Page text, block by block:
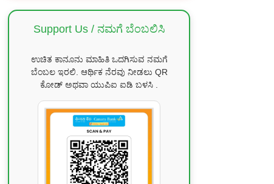
Support Us / ನಮಗೆ ಬೆಂಬಲಿಸಿ
ಉಚಿತ ಕಾನೂನು ಮಾಹಿತಿ ಒದಗಿಸುವ ನಮಗೆ
ಬೆಂಬಲ ಇರಲಿ. ಆರ್ಥಿಕ ನೆರವು ನೀಡಲು QR
ಕೋಡ್ ಅಥವಾ ಯುಪಿಐ ಐಡಿ ಬಳಸಿ .